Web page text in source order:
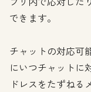
できます。
チャットの対応可
にいつチャットに
ドレスをたずね